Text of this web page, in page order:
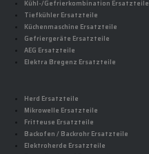
Kühl-/Gefrierkombination Ersatzteile
Tiefkühler Ersatzteile
Küchenmaschine Ersatzteile
Gefriergeräte Ersatzteile
AEG Ersatzteile
Elektra Bregenz Ersatzteile
Herd Ersatzteile
Mikrowelle Ersatzteile
Fritteuse Ersatzteile
Backofen / Backrohr Ersatzteile
Elektroherde Ersatzteile